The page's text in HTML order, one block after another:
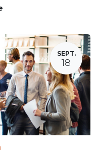
SEPT.
18